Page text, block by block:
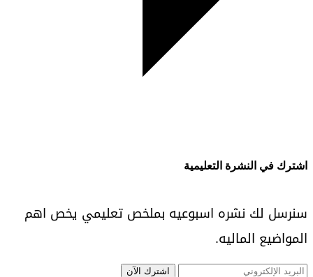
اشترك في النشرة التعليمية
سنرسل لك نشره اسبوعيه بملخص تعليمي يخص اهم
المواضيع الماليه.
اشترك الآن